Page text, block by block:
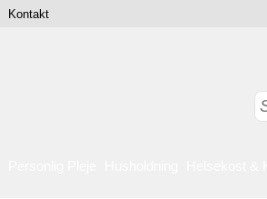
Kontakt